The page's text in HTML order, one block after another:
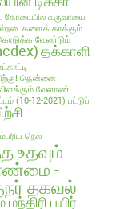
கோடையில் வருவாயை
காக்கும்
வேண்டும்
தக்காளி
தென்னை
வேளாண்
(10-12-2021) பட்டுப்
நெல்
உதவும்
-
தகவல்
மந்திரி பயிர்